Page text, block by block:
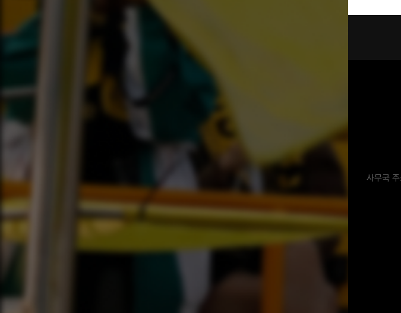
사무국